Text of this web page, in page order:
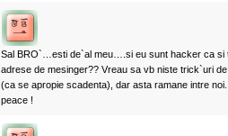
Sal BRO`…esti de`al meu….si eu sunt hacker ca
adrese de mesinger?? Vreau sa vb niste trick`uri
(ca se apropie scadenta), dar asta ramane intre
peace !